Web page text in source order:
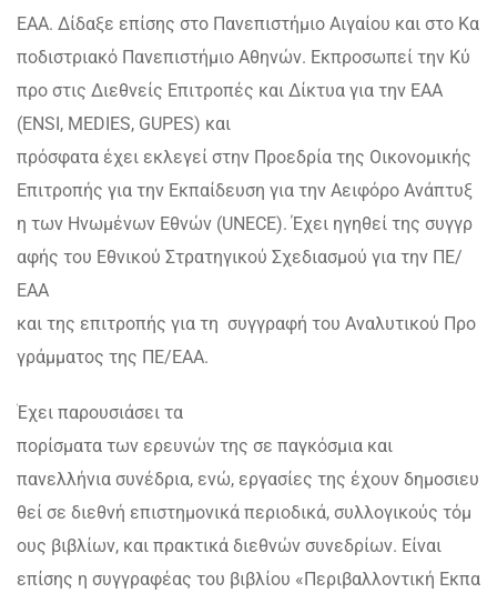
ΕΑΑ. Δίδαξε επίσης στο Πανεπιστήμιο Αιγαίου και στο Κα
ποδιστριακό Πανεπιστήμιο Αθηνών. Εκπροσωπεί την Κύ
προ στις Διεθνείς Επιτροπές και Δίκτυα για την ΕΑΑ
(ENSI, MEDIES, GUPES) και
πρόσφατα έχει εκλεγεί στην Προεδρία της Οικονομικής
Επιτροπής για την Εκπαίδευση για την Αειφόρο Ανάπτυξ
η των Ηνωμένων Εθνών (UNECE). Έχει ηγηθεί της συγγρ
αφής του Εθνικού Στρατηγικού Σχεδιασμού για την ΠΕ/
ΕΑΑ
και της επιτροπής για τη συγγραφή του Αναλυτικού Προ
γράμματος της ΠΕ/ΕΑΑ.
Έχει παρουσιάσει τα
πορίσματα των ερευνών της σε παγκόσμια και
πανελλήνια συνέδρια, ενώ, εργασίες της έχουν δημοσιευ
θεί σε διεθνή επιστημονικά περιοδικά, συλλογικούς τόμ
ους βιβλίων, και πρακτικά διεθνών συνεδρίων. Είναι
επίσης η συγγραφέας του βιβλίου «Περιβαλλοντική Εκπα